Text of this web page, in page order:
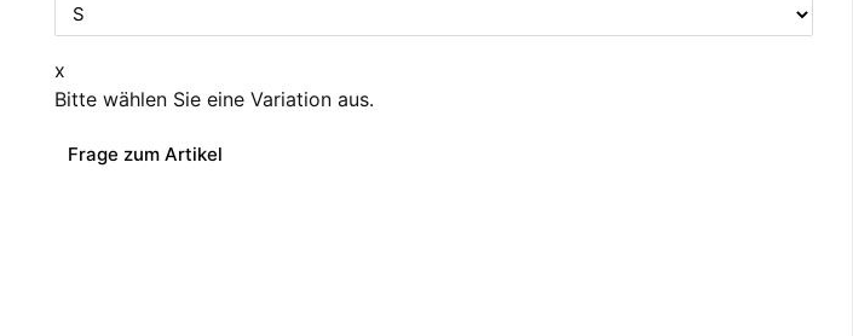
x
Bitte wählen Sie eine Variation aus.
Frage zum Artikel